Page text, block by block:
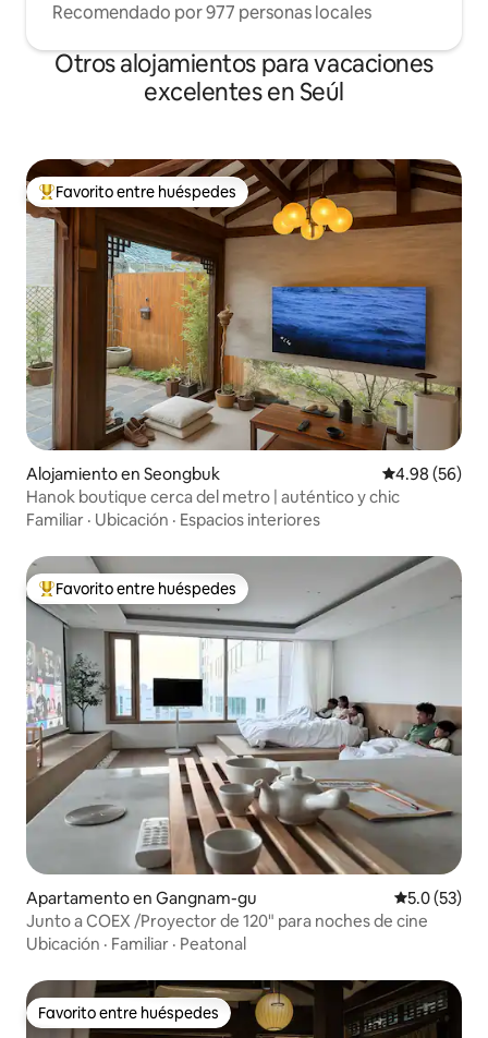
Recomendado por 977 personas locales
Otros alojamientos para vacaciones
excelentes en Seúl
Favorito entre huéspedes preferido
Favorito entre huéspedes
Alojamiento en Seongbuk Calificación
4.98 (56)
Hanok boutique cerca del metro | auténtico y chic
Familiar · Ubicación · Espacios interiores
Favorito entre huéspedes preferido
Favorito entre huéspedes
Apartamento en Gangnam-gu Calificación
5.0 (53)
Junto a COEX /Proyector de 120" para noches de cine
Ubicación · Familiar · Peatonal
Favorito entre huéspedes
Favorito entre huéspedes